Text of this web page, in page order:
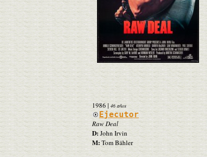
1986 | 46 años
Ejecutor
Raw Deal
D:John Irvin
M:Tom Bähler